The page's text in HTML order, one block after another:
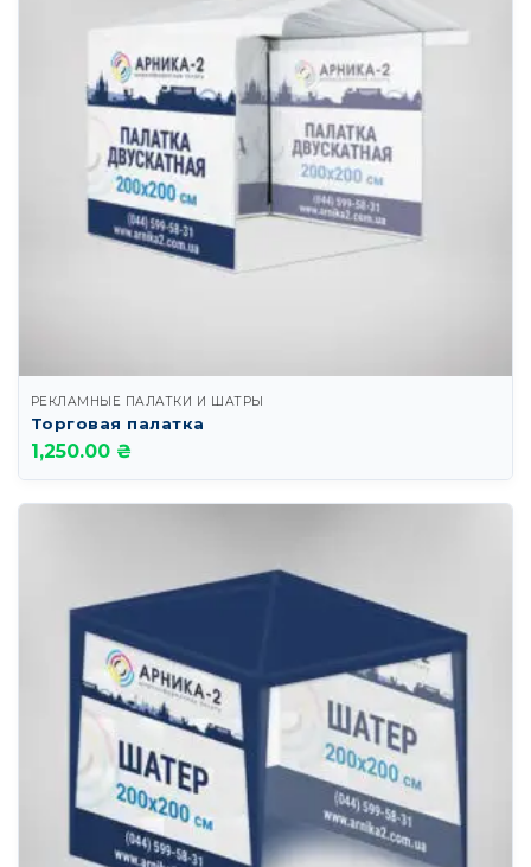
РЕКЛАМНЫЕ ПАЛАТКИ И ШАТРЫ
Торговая палатка
1,250.00 ₴